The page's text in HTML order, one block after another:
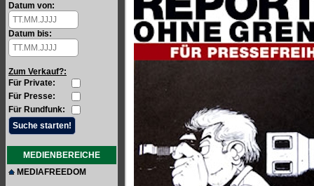
Datum von:
Datum bis:
Zum Verkauf?:
Für Private:
Für Presse:
Für Rundfunk:
MEDIENBEREICHE
MEDIAFREEDOM